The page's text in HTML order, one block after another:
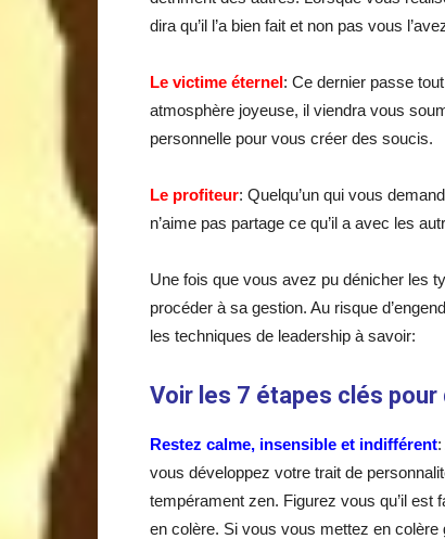
dira qu’il l’a bien fait et non pas vous
Le victime éternel: Ce dernier passe
atmosphère joyeuse, il viendra vous
personnelle pour vous créer des soucis.
Le profiteur: Quelqu’un qui vous
n’aime pas partage ce qu’il a avec les
Une fois que vous avez pu dénicher les
procéder à sa gestion. Au risque
les techniques de leadership à savoir:
Voir les 7 étapes clés
Restez calme, insensible et indifférent
vous développez votre trait de
tempérament zen. Figurez vous qu’il est
en colère. Si vous vous mettez en colère